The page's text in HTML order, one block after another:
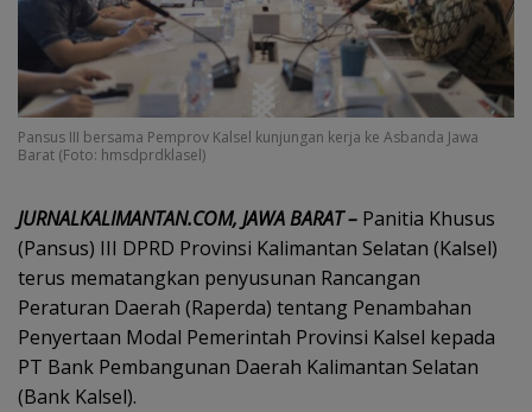
Pansus III bersama Pemprov Kalsel kunjungan kerja ke Asbanda Jawa
Barat (Foto: hmsdprdklasel)
JURNALKALIMANTAN.COM, JAWA BARAT – Panitia Khusus
(Pansus) III DPRD Provinsi Kalimantan Selatan (Kalsel)
terus mematangkan penyusunan Rancangan
Peraturan Daerah (Raperda) tentang Penambahan
Penyertaan Modal Pemerintah Provinsi Kalsel kepada
PT Bank Pembangunan Daerah Kalimantan Selatan
(Bank Kalsel).